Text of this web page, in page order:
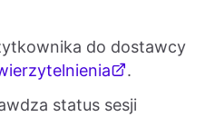
do dostawcy
.
status sesji